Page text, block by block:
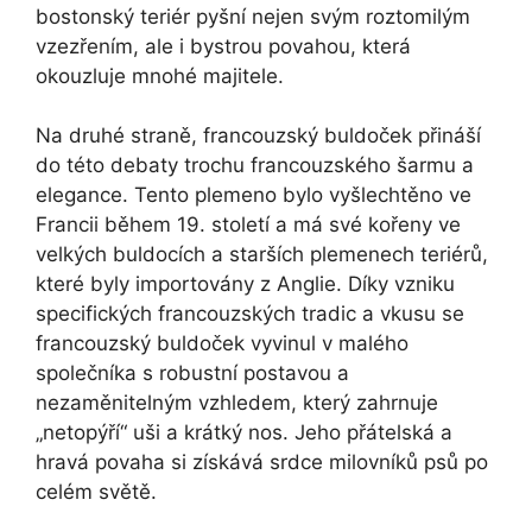
bostonský teriér pyšní nejen svým roztomilým‍
vzezřením, ale i bystrou povahou, která
okouzluje mnohé majitele.
Na druhé straně, francouzský buldoček přináší
do⁤ této debaty trochu francouzského šarmu a
elegance. Tento plemeno bylo vyšlechtěno ve
Francii během 19. století‌ a má své kořeny ve
velkých buldocích a starších plemenech teriérů,
které byly importovány z Anglie. Díky vzniku
specifických francouzských ⁤tradic a vkusu se
francouzský buldoček vyvinul v malého
společníka s robustní postavou a
⁢nezaměnitelným vzhledem, který zahrnuje​
„netopýří“ uši a krátký nos. Jeho přátelská a
hravá povaha si získává srdce ⁣milovníků‌ psů po
celém světě.